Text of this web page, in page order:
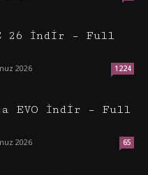
26 İndir – Full
2026 1224
EVO İndir – Full
2026 65